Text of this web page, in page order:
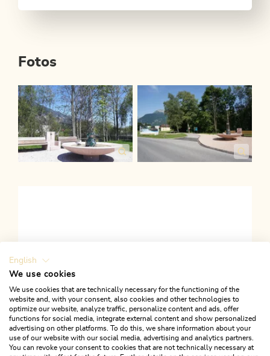
Fotos
Linktipps
English
We use cookies
We use cookies that are technically necessary for the functioning of the
website and, with your consent, also cookies and other technologies to
optimize our website, analyze traffic, personalize content and ads, offer
functions for social media, integrate external content and show personalized
advertising on other platforms. To do this, we share information about your
use of our website with our social media, advertising and analytics partners.
You can revoke your consent to cookies that are not technically necessary at